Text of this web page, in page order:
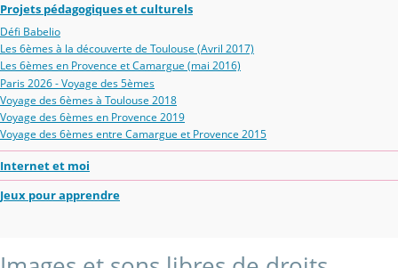
Projets pédagogiques et culturels
Défi Babelio
Les 6èmes à la découverte de Toulouse (Avril 2017)
Les 6èmes en Provence et Camargue (mai 2016)
Paris 2026 - Voyage des 5èmes
Voyage des 6èmes à Toulouse 2018
Voyage des 6èmes en Provence 2019
Voyage des 6èmes entre Camargue et Provence 2015
Internet et moi
Jeux pour apprendre